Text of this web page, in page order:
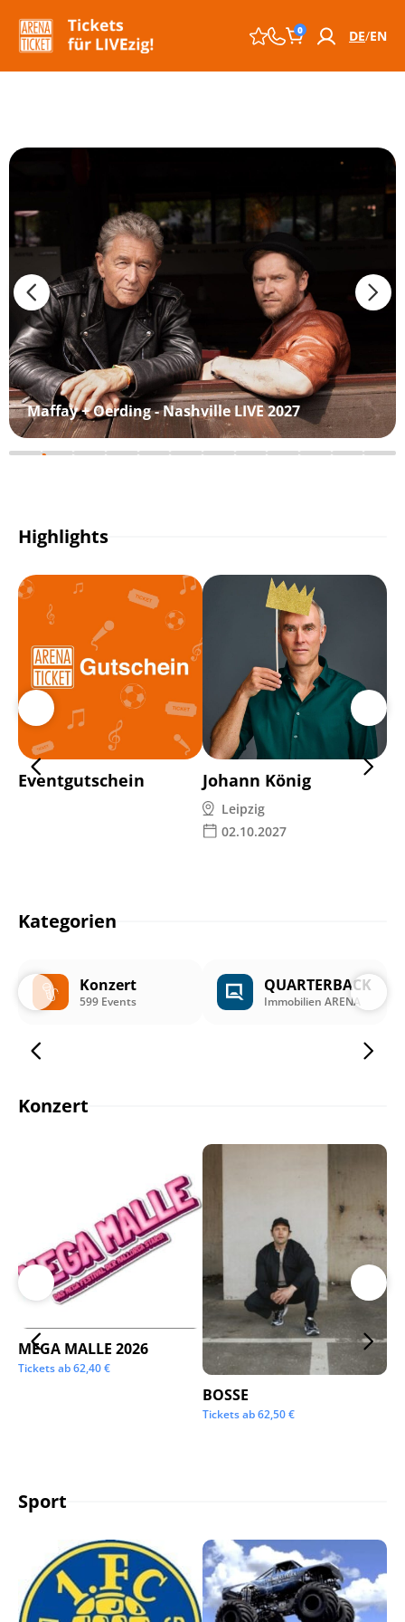
0 DE EN
Maffay + Oerding - Nashville LIVE 2027
Highlights
Eventgutschein Johann König
Leipzig
02.10.2027
Kategorien
Konzert
599 Events
QUARTERBACK
Immobilien ARENA
Konzert
MEGA MALLE 2026
Tickets ab62,40€
BOSSE
Tickets ab62,50€
Sport